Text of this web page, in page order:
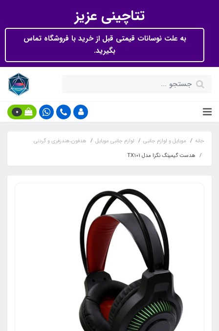
تتاچینی عزیز
به علت نوسانات قیمتی قبل از خرید با فروشگاه تماس
بگیرید.
0
خانه موبایل و لوازم جانبی لوازم جانبی موبایل
هدفون،هندزفری و گردنی
هدست گیمینگ نگزا مدل TX101